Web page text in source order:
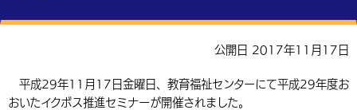
英語（English） 中国語（簡体字）
届出・登録・証明 保険・年金
健康・予防
税金 住宅・インフラ
事業者の方へ
産業・雇用
農林水産業 税金
施設情報 子どもを預ける
観光・移住
公開日 2017年11月17日
平成29年11月17日金曜日、教育福祉センターにて平成29年度お
おいたイクボス推進セミナーが開催されました。